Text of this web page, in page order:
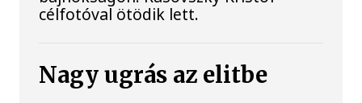
célfotóval ötödik lett.
Nagy ugrás az elitbe